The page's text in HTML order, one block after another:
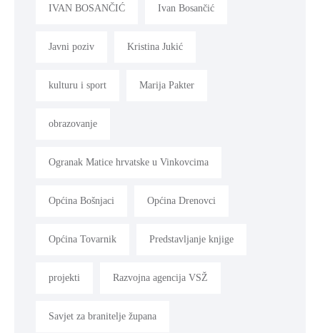
IVAN BOSANČIĆ Ivan Bosančić
Javni poziv Kristina Jukić
kulturu i sport Marija Pakter
obrazovanje
Ogranak Matice hrvatske u Vinkovcima
Općina Bošnjaci Općina Drenovci
Općina Tovarnik Predstavljanje knjige
projekti Razvojna agencija VSŽ
Savjet za branitelje župana